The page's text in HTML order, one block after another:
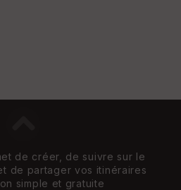
de créer, de suivre sur le
de partager vos itinéraires
simple et gratuite